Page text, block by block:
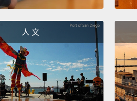
人 文